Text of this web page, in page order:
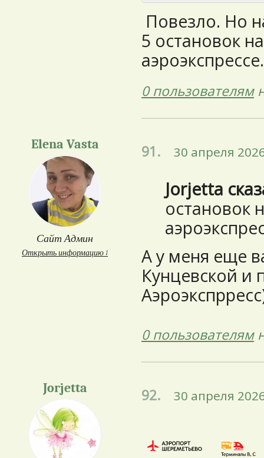
Повезло. Но
5 остановок
аэроэкспрессе.
0 пользователям
Elena Vasta
Сайт Админ
Открыть информацию ↓
91. 30 апреля
Jorjetta
остановок
А у меня еще
Кунцевской и
0 пользователям
Jorjetta 92. 30 апреля